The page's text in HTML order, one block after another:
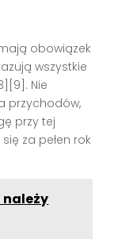
obowiązek
wszystkie
Nie
przychodów,
przy tej
za pełen rok
należy